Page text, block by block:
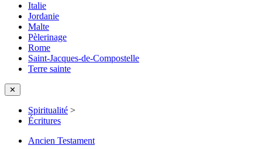
Italie
Jordanie
Malte
Pèlerinage
Rome
Saint-Jacques-de-Compostelle
Terre sainte
✕
Spiritualité >
Écritures
Ancien Testament